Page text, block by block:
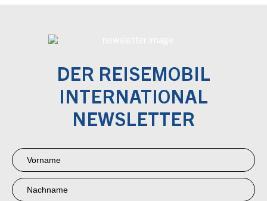
DER REISEMOBIL
INTERNATIONAL
NEWSLETTER
Newsletter
Anmeldung
RMI